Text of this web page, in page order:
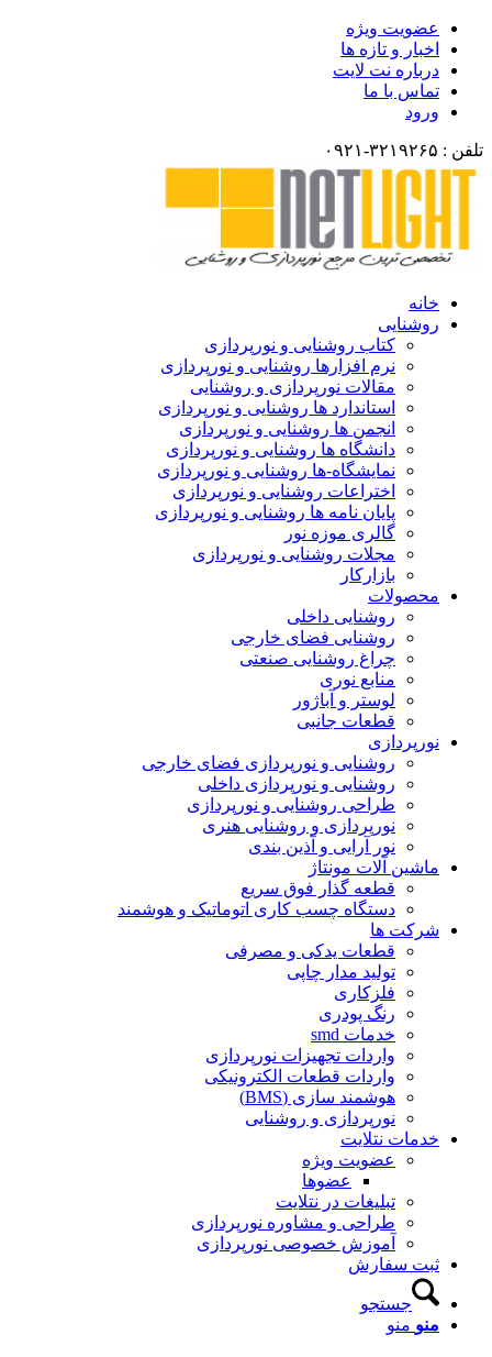
عضویت ویژه
اخبار و تازه ها
درباره نت لایت
تماس با ما
ورود
تلفن : ۳۲۱۹۲۶۵-۰۹۲۱
خانه
روشنایی
کتاب روشنایی و نورپردازی
نرم افزارها روشنایی و نورپردازی
مقالات نورپردازی و روشنایی
استاندارد ها روشنایی و نورپردازی
انجمن ها روشنایی و نورپردازی
دانشگاه ها روشنایی و نورپردازی
نمایشگاه-ها روشنایی و نورپردازی
اختراعات روشنایی و نورپردازی
پایان نامه ها روشنایی و نورپردازی
گالری موزه نور
مجلات روشنایی و نورپردازی
بازارکار
محصولات
روشنایی داخلی
روشنایی فضای خارجی
چراغ روشنایی صنعتی
منابع نوری
لوستر و آباژور
قطعات جانبی
نورپردازی
روشنایی و نورپردازی فضای خارجی
روشنایی و نورپردازی داخلی
طراحی روشنایی و نورپردازی
نورپردازی و روشنایی هنری
نور آرایی و آذین بندی
ماشین آلات مونتاژ
قطعه گذار فوق سریع
دستگاه چسب کاری اتوماتیک و هوشمند
شرکت ها
قطعات یدکی و مصرفی
تولید مدار چاپی
فلزکاری
رنگ پودری
خدمات smd
واردات تجهیزات نورپردازی
واردات قطعات الکترونیکی
هوشمند سازی (BMS)
نورپردازی و روشنایی
خدمات نتلایت
عضویت ویژه
عضوها
تبلیغات در نتلایت
طراحی و مشاوره نورپردازی
آموزش خصوصی نورپردازی
ثبت سفارش
جستجو
منو منو